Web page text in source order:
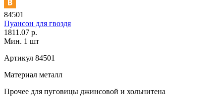
84501
Пуансон для гвоздя
1811.07 р.
Мин. 1 шт
Артикул 84501
Материал металл
Прочее для пуговицы джинсовой и хольнитена